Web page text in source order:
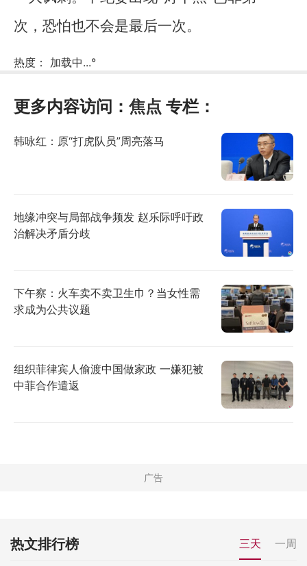
次，恐怕也不会是最后一次。
热度： 加载中...°
更多内容访问： 焦点 专栏：
韩咏红：原“打虎队员”周亮落马
地缘冲突与局部战争频发 赵乐际呼吁政
治解决矛盾分歧
下午察：火车卖不卖卫生巾？当女性需
求成为公共议题
组织菲律宾人偷渡中国做家政 一嫌犯被
中菲合作遣返
热文排行榜 三天 一周